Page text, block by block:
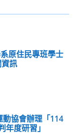
原住民專班學士
訊
動協會辦理「114
年度研習」